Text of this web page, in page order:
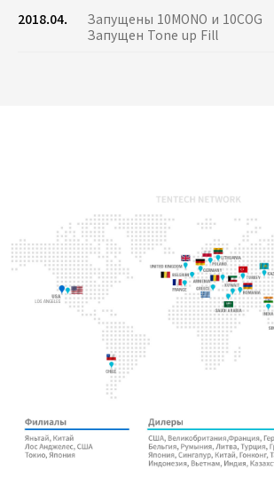
2018.04.
Запущены 10MONO и 10COG
Запущен Tone up Fill